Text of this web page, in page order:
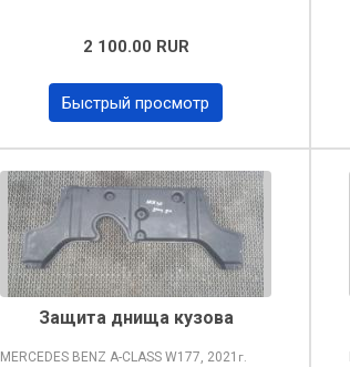
2 100.00 RUR
Быстрый просмотр
Защита днища кузова
MERCEDES BENZ A-CLASS W177, 2021 г.